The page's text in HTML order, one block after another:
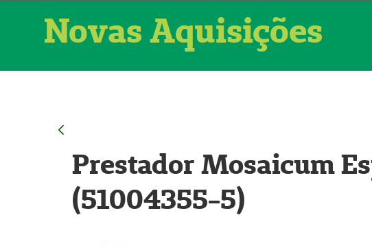
Novas Aquisições
Prestador Mosaicum
(51004355-5)